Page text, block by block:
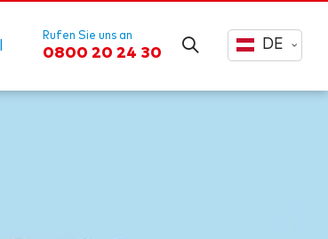
DE
Rufen Sie uns an
0800 20 24 30